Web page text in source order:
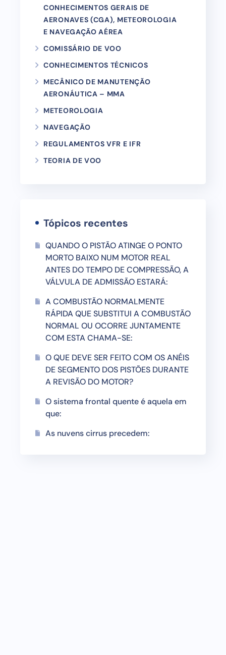
CONHECIMENTOS GERAIS DE
AERONAVES (CGA), METEOROLOGIA
E NAVEGAÇÃO AÉREA
COMISSÁRIO DE VOO
CONHECIMENTOS TÉCNICOS
MECÂNICO DE MANUTENÇÃO
AERONÁUTICA – MMA
METEOROLOGIA
NAVEGAÇÃO
REGULAMENTOS VFR E IFR
TEORIA DE VOO
Tópicos recentes
QUANDO O PISTÃO ATINGE O PONTO
MORTO BAIXO NUM MOTOR REAL
ANTES DO TEMPO DE COMPRESSÃO, A
VÁLVULA DE ADMISSÃO ESTARÁ:
A COMBUSTÃO NORMALMENTE
RÁPIDA QUE SUBSTITUI A COMBUSTÃO
NORMAL OU OCORRE JUNTAMENTE
COM ESTA CHAMA-SE:
O QUE DEVE SER FEITO COM OS ANÉIS
DE SEGMENTO DOS PISTÕES DURANTE
A REVISÃO DO MOTOR?
O sistema frontal quente é aquela em
que:
As nuvens cirrus precedem: